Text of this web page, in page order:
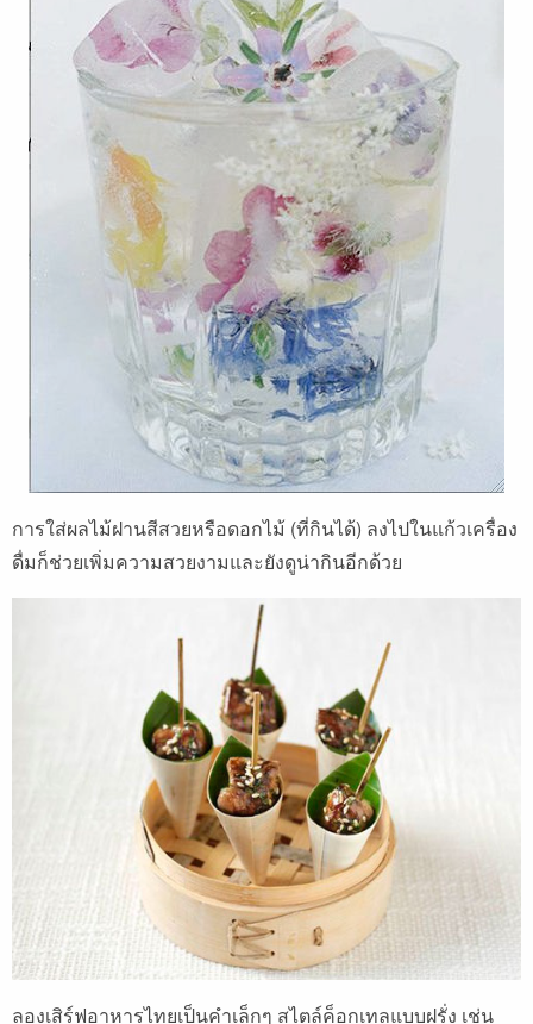
การใส่ผลไม้ฝานสีสวยหรือดอกไม้ (ที่กินได้) ลงไปในแก้วเครื่อง
ดื่มก็ช่วยเพิ่มความสวยงามและยังดูน่ากินอีกด้วย
ลองเสิร์ฟอาหารไทยเป็นคำเล็กๆ สไตล์ค็อกเทลแบบฝรั่ง เช่น